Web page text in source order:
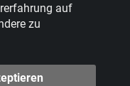
auf
zu